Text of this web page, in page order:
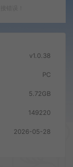
v1.0.38
PC
5.72GB
149220
2026-05-28